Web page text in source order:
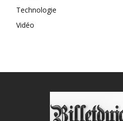
Technologie
Vidéo